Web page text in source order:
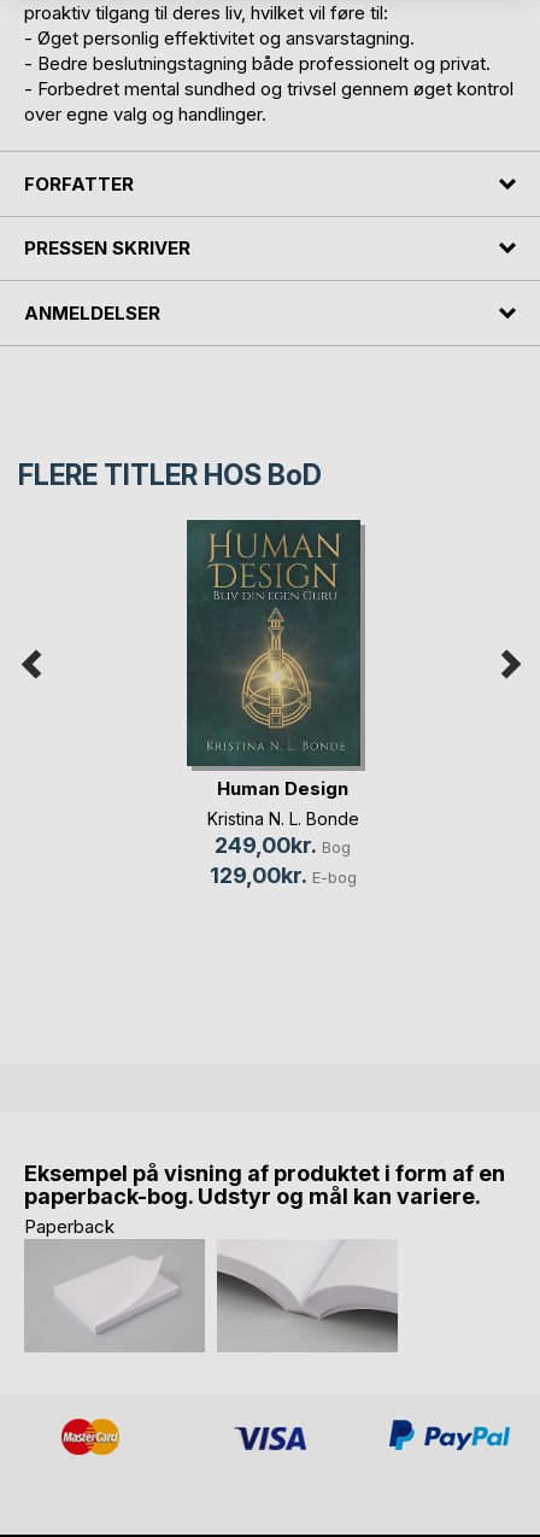
proaktiv tilgang til deres liv, hvilket vil føre til:
- Øget personlig effektivitet og ansvarstagning.
- Bedre beslutningstagning både professionelt og privat.
- Forbedret mental sundhed og trivsel gennem øget kontrol
over egne valg og handlinger.
FORFATTER
PRESSEN SKRIVER
ANMELDELSER
FLERE TITLER HOS BoD
Human Design
Kristina N. L. Bonde
249,00kr. Bog
129,00kr. E-bog
Eksempel på visning af produktet i form af en
paperback-bog. Udstyr og mål kan variere.
Paperback